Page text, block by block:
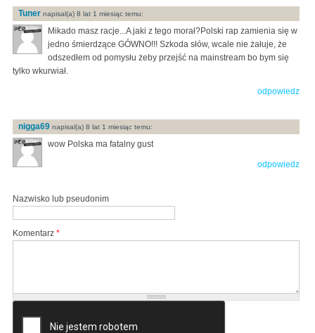
Tuner napisal(a) 8 lat 1 miesiąc temu:
Mikado masz racje...A jaki z tego morał?Polski rap zamienia się w
jedno śmierdzące GÓWNO!!! Szkoda słów, wcale nie żałuje, że
odszedłem od pomysłu żeby przejść na mainstream bo bym się
tylko wkurwiał.
odpowiedz
nigga69 napisal(a) 8 lat 1 miesiąc temu:
wow Polska ma fatalny gust
odpowiedz
Nazwisko lub pseudonim
Komentarz *